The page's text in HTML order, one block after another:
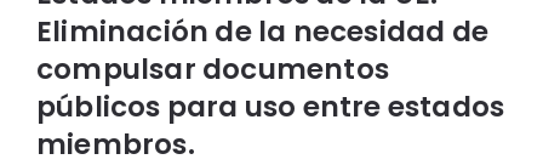
Eliminación de la necesidad de
compulsar documentos
públicos para uso entre estados
miembros.